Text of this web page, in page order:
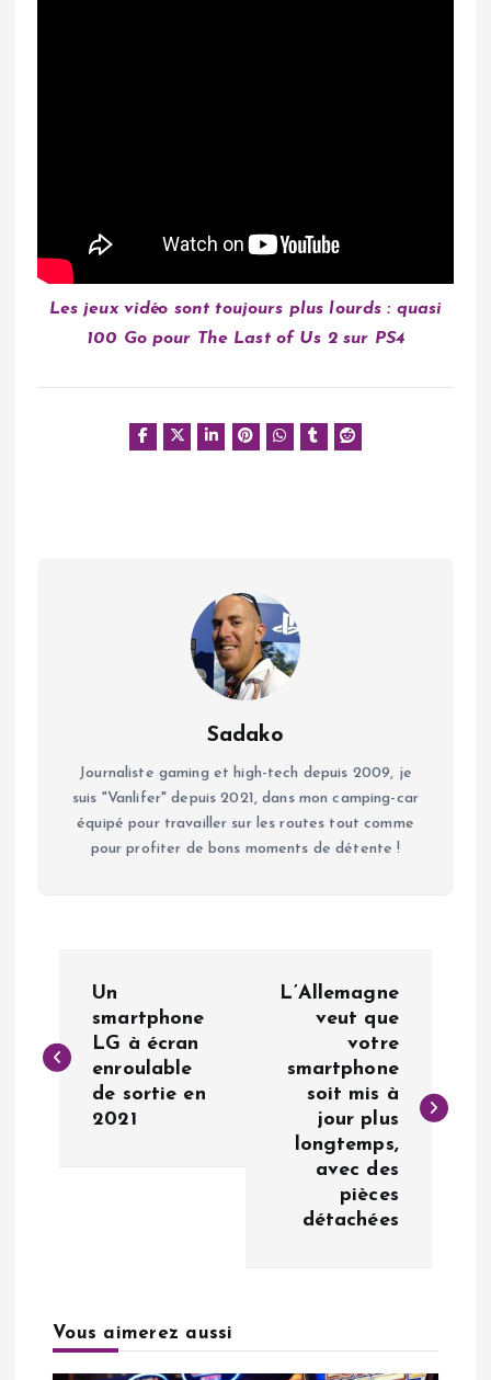
Les jeux vidéo sont toujours plus lourds : quasi
100 Go pour The Last of Us 2 sur PS4
Sadako
Journaliste gaming et high-tech depuis 2009, je
suis "Vanlifer" depuis 2021, dans mon camping-car
équipé pour travailler sur les routes tout comme
pour profiter de bons moments de détente !
v
Un
smartphone
LG à écran
enroulable
de sortie en
2021
L’Allemagne
veut que
votre
smartphone
soit mis à
jour plus
longtemps,
avec des
pièces
détachées
Vous aimerez aussi